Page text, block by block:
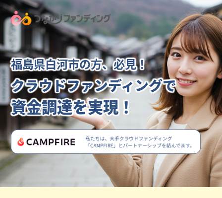
福島県白河市の方、必見！
クラウドファンディングで
資金調達を実現！